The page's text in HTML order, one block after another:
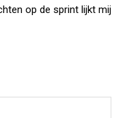
op de sprint lijkt mij